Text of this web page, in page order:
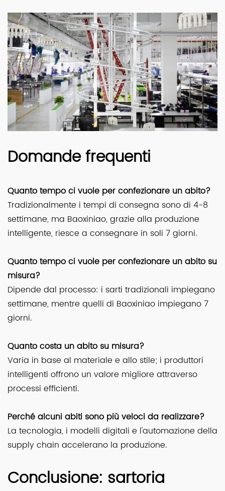
Domande frequenti
Quanto tempo ci vuole per confezionare un abito?
Tradizionalmente i tempi di consegna sono di 4-8
settimane, ma Baoxiniao, grazie alla produzione
intelligente, riesce a consegnare in soli 7 giorni.
Quanto tempo ci vuole per confezionare un abito su
misura?
Dipende dal processo: i sarti tradizionali impiegano
settimane, mentre quelli di Baoxiniao impiegano 7
giorni.
Quanto costa un abito su misura?
Varia in base al materiale e allo stile; i produttori
intelligenti offrono un valore migliore attraverso
processi efficienti.
Perché alcuni abiti sono più veloci da realizzare?
La tecnologia, i modelli digitali e l'automazione della
supply chain accelerano la produzione.
Conclusione: sartoria